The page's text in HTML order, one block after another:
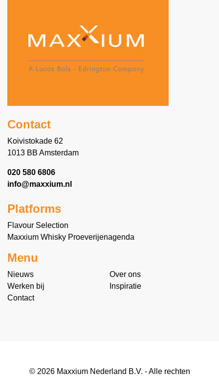
Contact
Koivistokade 62
1013 BB Amsterdam
020 580 6806
info@maxxium.nl
Platforms
Flavour Selection
Maxxium Whisky Proeverijenagenda
Menu
Nieuws
Over ons
Werken bij
Inspiratie
Contact
© 2026 Maxxium Nederland B.V. - Alle rechten